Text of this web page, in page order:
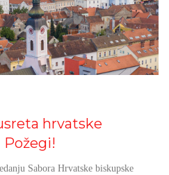
hrvatske
Sabora Hrvatske biskupske